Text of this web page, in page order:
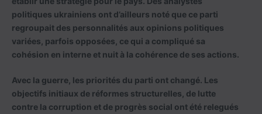
politiques ukrainiens ont d’ailleurs noté que ce parti
regroupait des personnalités aux opinions politiques
variées, parfois opposées, ce qui a compliqué sa
cohésion en interne et nuit à la cohérence de ses actions.
Avec la guerre, les priorités du parti ont changé. Les
objectifs initiaux de réformes structurelles, de lutte
contre la corruption et de progrès social ont été relegués